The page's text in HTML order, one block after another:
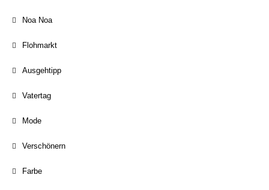
Noa Noa
Flohmarkt
Ausgehtipp
Vatertag
Mode
Verschönern
Farbe